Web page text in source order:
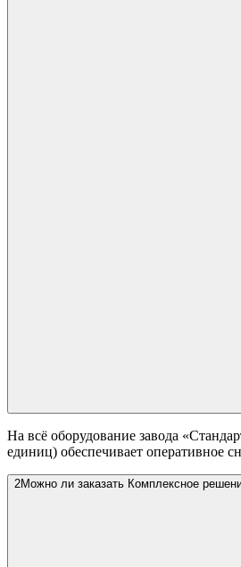
На всё оборудование завода
единиц) обеспечивает оперативное
2Можно ли заказать Комплексное